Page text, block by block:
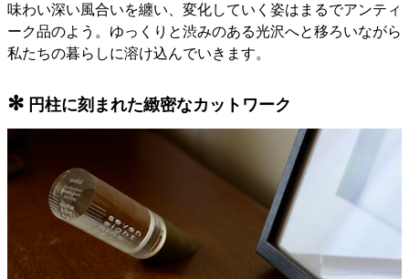
味わい深い風合いを纏い、変化していく姿はまるでアンティ
ーク品のよう。ゆっくりと渋みのある光沢へと移ろいながら
私たちの暮らしに溶け込んでいきます。
✻ 円柱に刻まれた緻密なカットワーク